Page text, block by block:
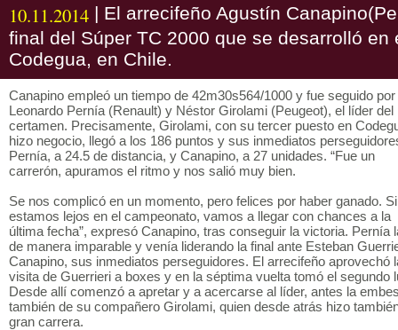
10.11.2014 | El arrecifeño Agustín
final del Súper TC 2000 que se desarrolló en
Codegua, en Chile.
Canapino empleó un tiempo de 42m30s564/1000 y fue seguido por
Leonardo Pernía (Renault) y Néstor Girolami (Peugeot), el líder del
certamen. Precisamente, Girolami, con su tercer puesto en
hizo negocio, llegó a los 186 puntos y sus inmediatos
Pernía, a 24.5 de distancia, y Canapino, a 27 unidades. “Fue un
carrerón, apuramos el ritmo y nos salió muy bien.
Se nos complicó en un momento, pero felices por haber ganado.
estamos lejos en el campeonato, vamos a llegar con chances a la
última fecha”, expresó Canapino, tras conseguir la victoria. Pernía
de manera imparable y venía liderando la final ante Esteban
Canapino, sus inmediatos perseguidores. El arrecifeño aprovechó
visita de Guerrieri a boxes y en la séptima vuelta tomó el segundo
Desde allí comenzó a apretar y a acercarse al líder, antes la
también de su compañero Girolami, quien desde atrás hizo
gran carrera.